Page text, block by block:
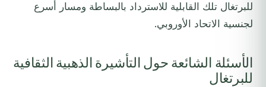
للبرتغال تلك القابلية للاسترداد بالبساطة ومسار أسرع
لجنسية الاتحاد الأوروبي.
الأسئلة الشائعة حول التأشيرة الذهبية الثقافية
للبرتغال